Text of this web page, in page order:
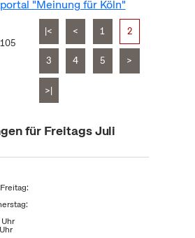
"Meinung für Köln"
|< < 1 2
3 4 5 >
>|
für Freitags Juli